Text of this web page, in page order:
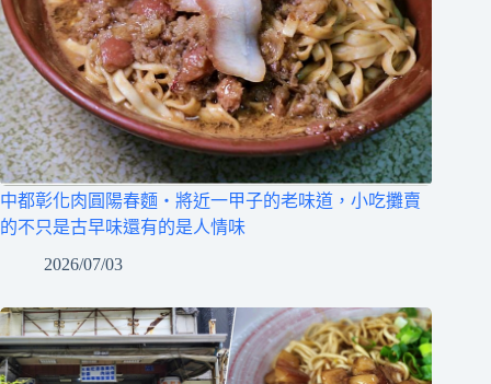
中都彰化肉圓陽春麵‧將近一甲子的老味道，小吃攤賣
的不只是古早味還有的是人情味
2026/07/03